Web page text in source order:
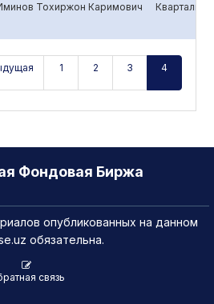
Тохиржон Каримович
1 2 3 4
Фондовая Биржа
опубликованных на данном
обязательна.
связь